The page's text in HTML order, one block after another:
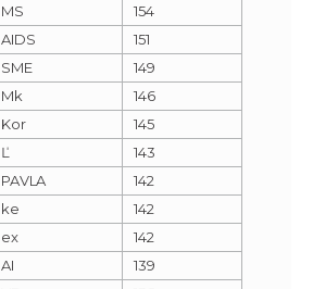
MS
154
AIDS
151
SME
149
Mk
146
Kor
145
Ľ
143
PAVLA
142
ke
142
ex
142
AI
139